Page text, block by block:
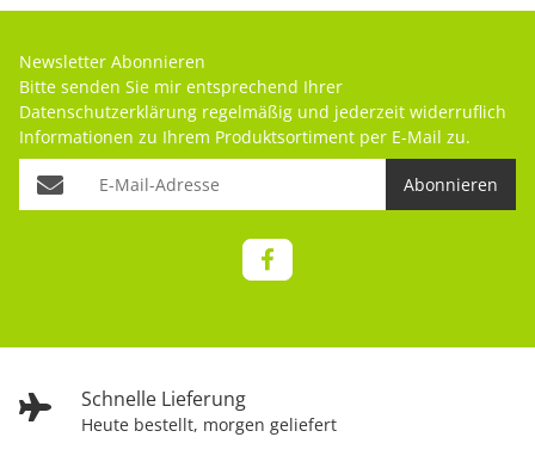
Schnelle Lieferung
Heute bestellt, morgen geliefert
Newsletter Abonnieren
Bitte senden Sie mir entsprechend Ihrer
Datenschutzerklärung regelmäßig und jederzeit widerruflich
Informationen zu Ihrem Produktsortiment per E-Mail zu.
Abonnieren